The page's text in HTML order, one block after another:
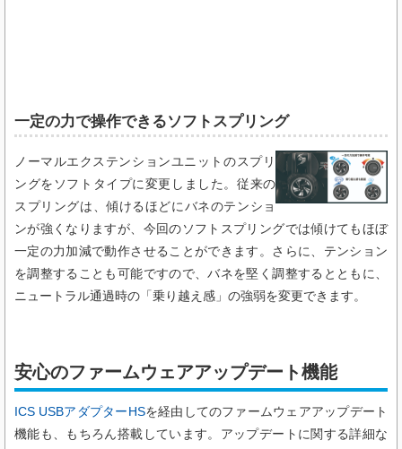
一定の力で操作できるソフトスプリング​
ノーマルエクステンションユニットのスプリ
ングをソフトタイプに変更しました。従来の
スプリングは、傾けるほどにバネのテンショ
ンが強くなりますが、今回のソフトスプリングでは傾けてもほぼ
一定の力加減で動作させることができます。さらに、テンション
を調整することも可能ですので、バネを堅く調整するとともに、
ニュートラル通過時の「乗り越え感」の強弱を変更できます。
安心のファームウェアアップデート機能
ICS USBアダプターHSを経由してのファームウェアアップデート
機能も、もちろん搭載しています。アップデートに関する詳細な